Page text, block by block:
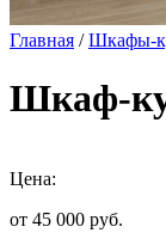
Главная /Шкафы-
Шкаф-
Цена:
от 45 000 руб.